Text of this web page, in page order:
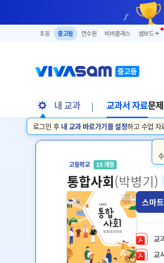
초등 중고등 연수원 비바클래스 샘보드 ➕
로그인 후 내 교과 바로가기를 설정하고 수업 자
내 교과 교과서 자료문
고등학교 15 개정
통합사회(박병기)
스마
교
교